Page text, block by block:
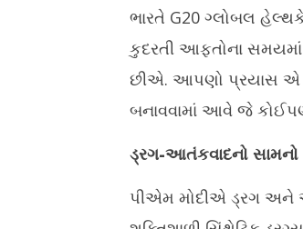
ભારતે G20 ગ્લોબલ
કુદરતી આફતોના
છીએ. આપણો પ્રયાસ એ
બનાવવામાં આવે જે કોઈપણ
ડ્રગ-આતંકવાદનો સામનો
પીએમ મોદીએ ડ્રગ અને